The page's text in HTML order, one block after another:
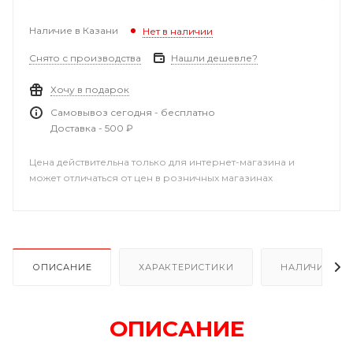
Наличие в Казани Нет в наличии
Снято с производства Нашли дешевле?
Хочу в подарок
Самовывоз сегодня - бесплатно
Доставка - 500 ₽
Цена действительна только для интернет-магазина и
может отличаться от цен в розничных магазинах
ОПИСАНИЕ ХАРАКТЕРИСТИКИ НАЛИЧИЕ В
ОПИСАНИЕ